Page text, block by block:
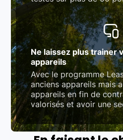
Ne laissez plus trainer
appareils
Avec le programme
anciens appareils mais
appareils en fin de
valorisés et avoir une